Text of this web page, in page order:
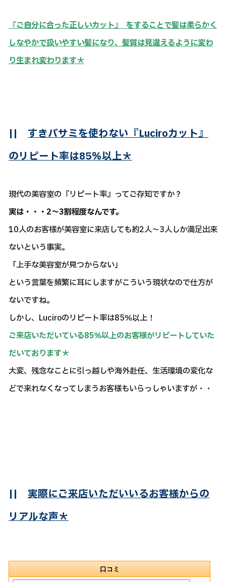
『ご自分に合った正しいカット』 をすることで髪は柔らかく
しなやかで扱いやすい髪になり、髪質は見違えるように変わ
り生まれ変わります＊
|| すきバサミを使わない『Luciroカット』
のリピート率は85％以上＊
現代の美容室の『リピート率』ってご存知ですか？
実は・・・2～3割程度なんです。
10人のお客様が美容室に来店しても約2人～3人しか満足出来
ないという事実。
「上手な美容室が見つからない」
という言葉を頻繁に耳にしますがこういう現状なので仕方が
ないですね。
しかし、Luciroのリピート率は85％以上！
ご来店いただいている85％以上のお客様がリピートしていた
だいております＊
大変、残念なことに引っ越しや海外赴任、生活環境の変化な
どで来れなくなってしまうお客様もいらっしゃいますが・・
|| 実際にご来店いただいいるお客様からの
リアルな声＊